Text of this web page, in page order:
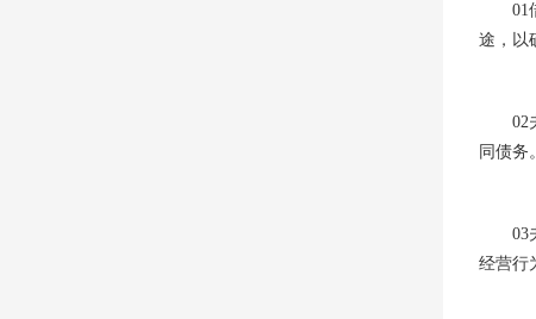
01
途，以
02
同债务。
03
经营行